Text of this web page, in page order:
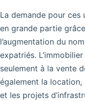
La demande pour ces
en grande partie
l’augmentation du
expatriés.
seulement à la vente
également la
et les projets